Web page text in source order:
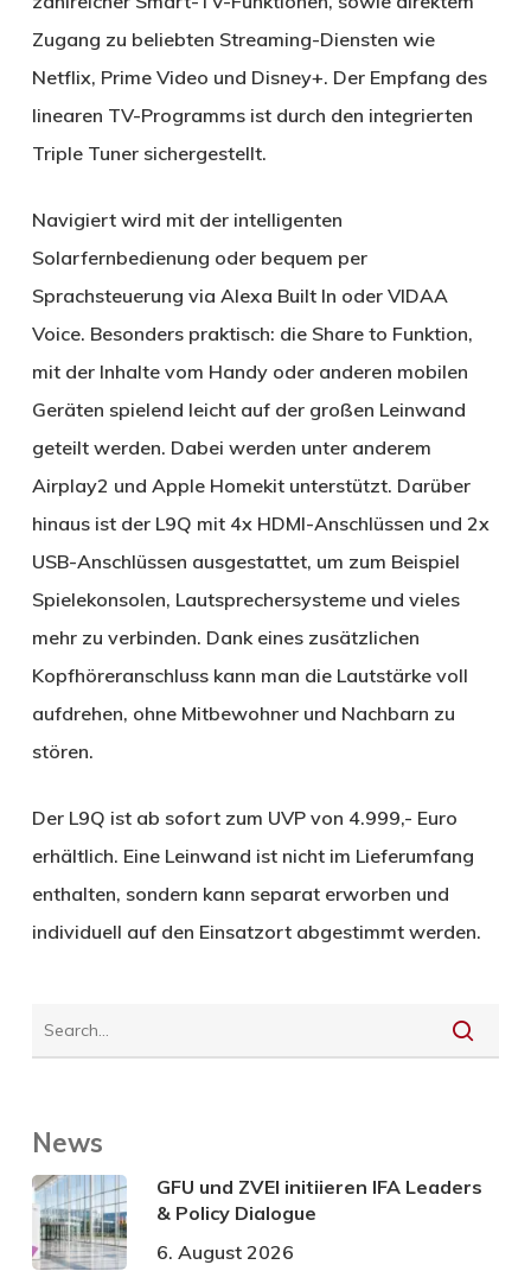
Zugang zu beliebten Streaming-Diensten wie
Netflix, Prime Video und Disney+. Der Empfang des
linearen TV-Programms ist durch den integrierten
Triple Tuner sichergestellt.
Navigiert wird mit der intelligenten
Solarfernbedienung oder bequem per
Sprachsteuerung via Alexa Built In oder VIDAA
Voice. Besonders praktisch: die Share to Funktion,
mit der Inhalte vom Handy oder anderen mobilen
Geräten spielend leicht auf der großen Leinwand
geteilt werden. Dabei werden unter anderem
Airplay2 und Apple Homekit unterstützt. Darüber
hinaus ist der L9Q mit 4x HDMI-Anschlüssen und 2x
USB-Anschlüssen ausgestattet, um zum Beispiel
Spielekonsolen, Lautsprechersysteme und vieles
mehr zu verbinden. Dank eines zusätzlichen
Kopfhöreranschluss kann man die Lautstärke voll
aufdrehen, ohne Mitbewohner und Nachbarn zu
stören.
Der L9Q ist ab sofort zum UVP von 4.999,- Euro
erhältlich. Eine Leinwand ist nicht im Lieferumfang
enthalten, sondern kann separat erworben und
individuell auf den Einsatzort abgestimmt werden.
News
GFU und ZVEI initiieren IFA Leaders
& Policy Dialogue
6. August 2026